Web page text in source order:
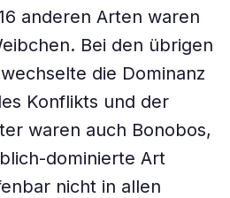
anderen Arten waren
Bei den übrigen
die Dominanz
Konflikts und der
waren auch Bonobos,
dominierte Art
nicht in allen